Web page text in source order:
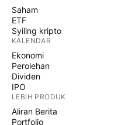
Saham
ETF
Syiling kripto
KALENDAR
Ekonomi
Perolehan
Dividen
IPO
LEBIH PRODUK
Aliran Berita
Portfolio